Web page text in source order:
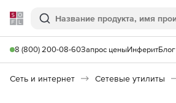
Softline
Поиск
8 (800) 200-08-60Запрос ценыИнферитБлог
Сеть и интернет Сетевые утилиты